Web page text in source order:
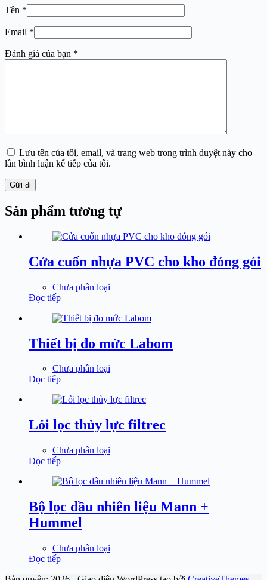
Tên *
Email *
Đánh giá của bạn *
Lưu tên của tôi, email, và trang web trong trình duyệt này cho
lần bình luận kế tiếp của tôi.
Gửi đi
Sản phẩm tương tự
Cửa cuốn nhựa PVC cho kho đóng gói
Chưa phân loại
Đọc tiếp
Thiết bị đo mức Labom
Chưa phân loại
Đọc tiếp
Lỏi lọc thủy lực filtrec
Chưa phân loại
Đọc tiếp
Bộ lọc dầu nhiên liệu Mann +
Hummel
Chưa phân loại
Đọc tiếp